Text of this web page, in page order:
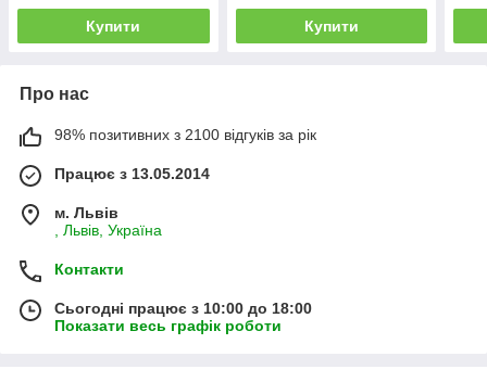
Купити Купити
Про нас
98% позитивних з 2100 відгуків за рік
Працює з 13.05.2014
м. Львів
, Львів, Україна
Контакти
Сьогодні працює з 10:00 до 18:00
Показати весь графік роботи